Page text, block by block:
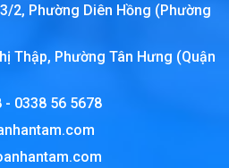
2, Phường Diên Hồng (Phường
Thập, Phường Tân Hưng (Quận
- 0338 56 5678